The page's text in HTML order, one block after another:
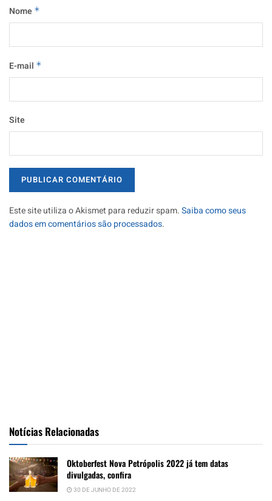
Nome *
E-mail *
Site
Este site utiliza o Akismet para reduzir spam.Saiba como seus
dados em comentários são processados.
Notícias Relacionadas
Oktoberfest Nova Petrópolis 2022 já tem datas
divulgadas, confira
30 DE JUNHO DE 2022